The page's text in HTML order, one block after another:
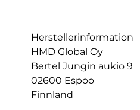
Herstellerinformation
HMD Global Oy
Bertel Jungin aukio 9
02600 Espoo
Finnland